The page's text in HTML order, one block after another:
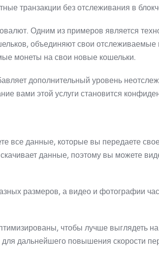
транзакции без отслеживания в
Одним из примеров является
объединяют свои отслеживаемые
монеты на свои новые кошельки.
дополнительный уровень
вами этой услуги становится
все данные, которые вы передаете
данные, поэтому вы можете
размеров, а видео и фотографии
чтобы лучше выглядеть
дальнейшего повышения скорости